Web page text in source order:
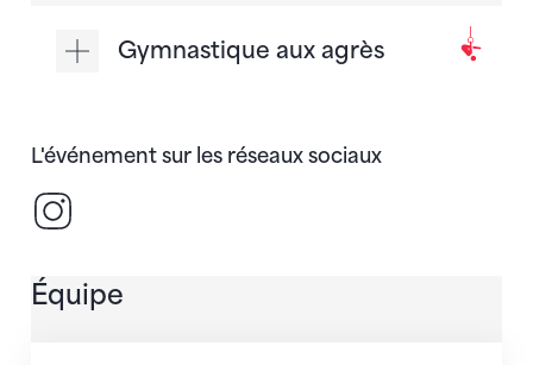
Gymnastique aux agrès
L'événement sur les réseaux sociaux
Équipe